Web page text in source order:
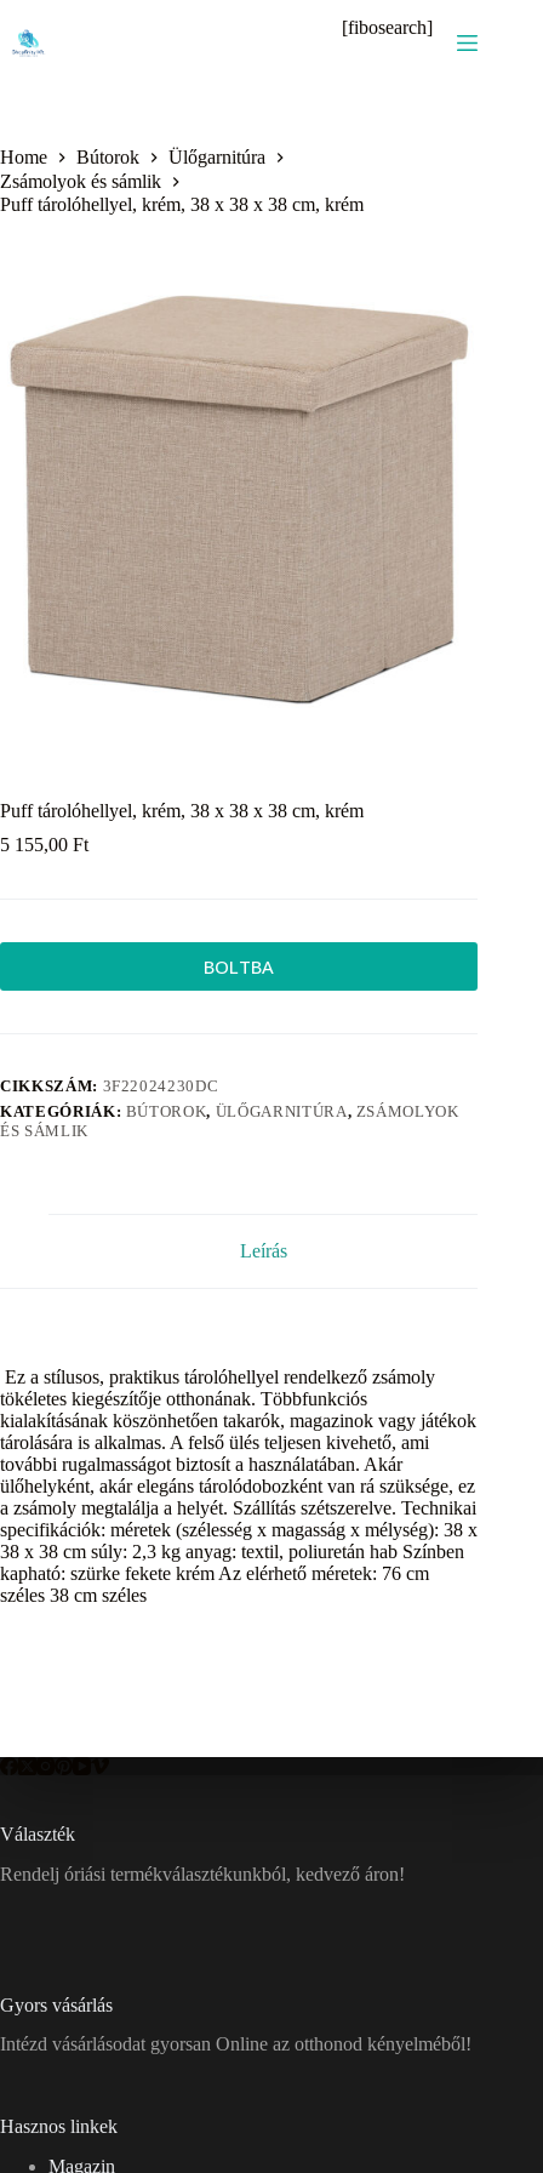
content
[fibosearch]
Home Bútorok
Ülőgarnitúra
Zsámolyok és sámlik
Puff tárolóhellyel, krém, 38 x 38 x 38 cm, krém
Puff tárolóhellyel, krém, 38 x 38 x 38 cm, krém
5 155,00 Ft
BOLTBA
CIKKSZÁM: 3F22024230DC
KATEGÓRIÁK: BÚTOROK, ÜLŐGARNITÚRA, ZSÁMOLYOK
ÉS SÁMLIK
Leírás
Ez a stílusos, praktikus tárolóhellyel rendelkező zsámoly
tökéletes kiegészítője otthonának. Többfunkciós
kialakításának köszönhetően takarók, magazinok vagy játékok
tárolására is alkalmas. A felső ülés teljesen kivehető, ami
további rugalmasságot biztosít a használatában. Akár
ülőhelyként, akár elegáns tárolódobozként van rá szüksége, ez
a zsámoly megtalálja a helyét. Szállítás szétszerelve. Technikai
specifikációk: méretek (szélesség x magasság x mélység): 38 x
38 x 38 cm súly: 2,3 kg anyag: textil, poliuretán hab Színben
kapható: szürke fekete krém Az elérhető méretek: 76 cm
széles 38 cm széles
Választék
Rendelj óriási termékválasztékunkból, kedvező áron!
Gyors vásárlás
Intézd vásárlásodat gyorsan Online az otthonod kényelméből!
Hasznos linkek
Magazin